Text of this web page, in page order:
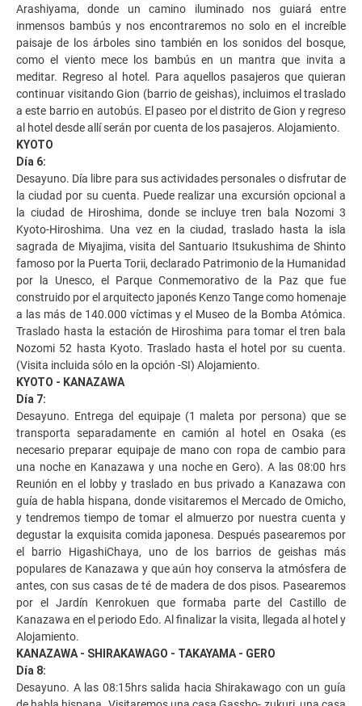
Arashiyama, donde un camino iluminado nos guiará entre
inmensos bambús y nos encontraremos no solo en el increíble
paisaje de los árboles sino también en los sonidos del bosque,
como el viento mece los bambús en un mantra que invita a
meditar. Regreso al hotel. Para aquellos pasajeros que quieran
continuar visitando Gion (barrio de geishas), incluimos el traslado
a este barrio en autobús. El paseo por el distrito de Gion y regreso
al hotel desde allí serán por cuenta de los pasajeros. Alojamiento.
KYOTO
Día 6:
Desayuno. Día libre para sus actividades personales o disfrutar de
la ciudad por su cuenta. Puede realizar una excursión opcional a
la ciudad de Hiroshima, donde se incluye tren bala Nozomi 3
Kyoto-Hiroshima. Una vez en la ciudad, traslado hasta la isla
sagrada de Miyajima, visita del Santuario Itsukushima de Shinto
famoso por la Puerta Torii, declarado Patrimonio de la Humanidad
por la Unesco, el Parque Conmemorativo de la Paz que fue
construido por el arquitecto japonés Kenzo Tange como homenaje
a las más de 140.000 víctimas y el Museo de la Bomba Atómica.
Traslado hasta la estación de Hiroshima para tomar el tren bala
Nozomi 52 hasta Kyoto. Traslado hasta el hotel por su cuenta.
(Visita incluida sólo en la opción -SI) Alojamiento.
KYOTO - KANAZAWA
Día 7:
Desayuno. Entrega del equipaje (1 maleta por persona) que se
transporta separadamente en camión al hotel en Osaka (es
necesario preparar equipaje de mano con ropa de cambio para
una noche en Kanazawa y una noche en Gero). A las 08:00 hrs
Reunión en el lobby y traslado en bus privado a Kanazawa con
guía de habla hispana, donde visitaremos el Mercado de Omicho,
y tendremos tiempo de tomar el almuerzo por nuestra cuenta y
degustar la exquisita comida japonesa. Después pasearemos por
el barrio HigashiChaya, uno de los barrios de geishas más
populares de Kanazawa y que aún hoy conserva la atmósfera de
antes, con sus casas de té de madera de dos pisos. Pasearemos
por el Jardín Kenrokuen que formaba parte del Castillo de
Kanazawa en el periodo Edo. Al finalizar la visita, llegada al hotel y
Alojamiento.
KANAZAWA - SHIRAKAWAGO - TAKAYAMA - GERO
Día 8:
Desayuno. A las 08:15hrs salida hacia Shirakawago con un guía